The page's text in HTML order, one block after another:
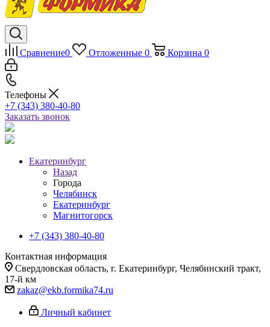
Сравнение0 Отложенные 0 Корзина 0
Телефоны
+7 (343) 380-40-80
Заказать звонок
Екатеринбург
Назад
Города
Челябинск
Екатеринбург
Магнитогорск
+7 (343) 380-40-80
Контактная информация
Свердловская область, г. Екатеринбург, Челябинский тракт,
17-й км
zakaz@ekb.formika74.ru
Личный кабинет